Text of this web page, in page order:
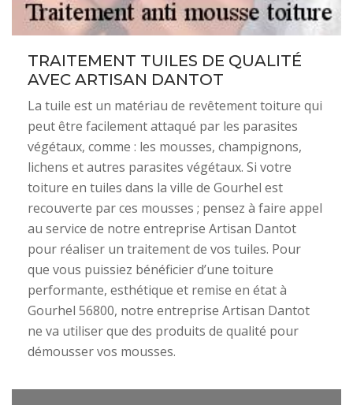
TRAITEMENT TUILES DE QUALITÉ
AVEC ARTISAN DANTOT
La tuile est un matériau de revêtement toiture qui
peut être facilement attaqué par les parasites
végétaux, comme : les mousses, champignons,
lichens et autres parasites végétaux. Si votre
toiture en tuiles dans la ville de Gourhel est
recouverte par ces mousses ; pensez à faire appel
au service de notre entreprise Artisan Dantot
pour réaliser un traitement de vos tuiles. Pour
que vous puissiez bénéficier d’une toiture
performante, esthétique et remise en état à
Gourhel 56800, notre entreprise Artisan Dantot
ne va utiliser que des produits de qualité pour
démousser vos mousses.